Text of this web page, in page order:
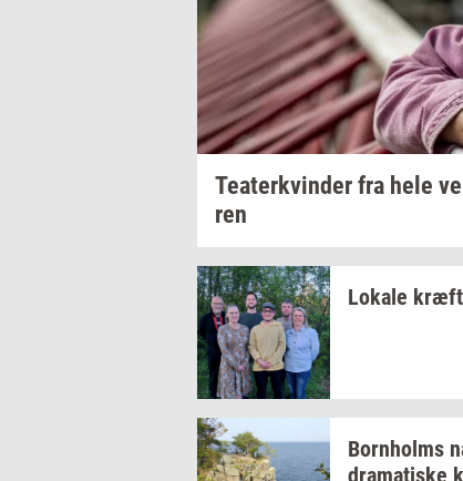
Te­a­ter­kvin­der fra hele
ren
Lo­ka­le
Born­holms
dra­ma­ti­ske